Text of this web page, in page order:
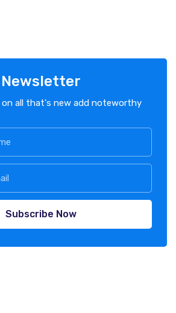
Newsletter
all that's new add noteworthy
Subscribe Now